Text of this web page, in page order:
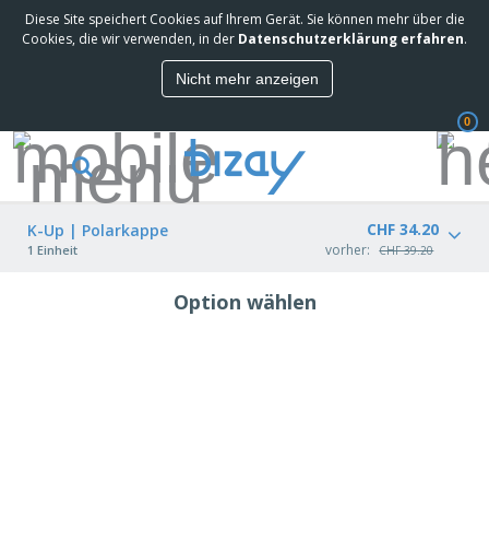
Diese Site speichert Cookies auf Ihrem Gerät. Sie können mehr über die
Cookies, die wir verwenden, in der Datenschutzerklärung erfahren.
Nicht mehr anzeigen
0
K-Up | Polarkappe
1 Einheit
CHF 34.20
vorher: CHF 39.20
Option wählen